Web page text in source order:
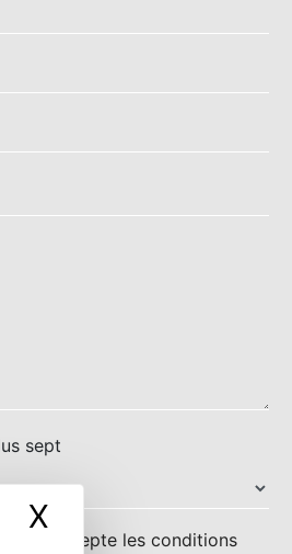
X Masquer le
sept
j'accepte les conditions